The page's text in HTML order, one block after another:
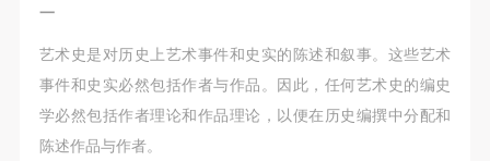
一
艺术史是对历史上艺术事件和史实的陈述和叙事。这些艺术
事件和史实必然包括作者与作品。因此，任何艺术史的编史
学必然包括作者理论和作品理论，以便在历史编撰中分配和
陈述作品与作者。
源总库》《中央美术学院资料库》《中央美术学院美
术馆资料库》等相关资料、文献、档案机构和平台，
在中央美术学院中使用和在互联网上传播，同意按相
关“章程”规定享受相关权益。
源总库》《中央美术学院资料库》《中央美术学院美
术馆资料库》等相关资料、文献、档案机构和平台，
在中央美术学院中使用和在互联网上传播，同意按相
关“章程”规定享受相关权益。
源总库》《中央美术学院资料库》《中央美术学院美
术馆资料库》等相关资料、文献、档案机构和平台，
在中央美术学院中使用和在互联网上传播，同意按相
关“章程”规定享受相关权益。